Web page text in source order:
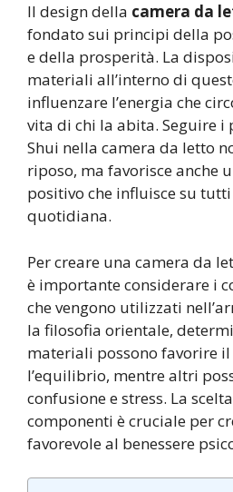
Il design della camera da
fondato sui principi della
e della prosperità. La
materiali all’interno di
influenzare l’energia che
vita di chi la abita. Seguire i
Shui nella camera da letto
riposo, ma favorisce anche
positivo che influisce su
quotidiana.
Per creare una camera da
è importante considerare i
che vengono utilizzati
la filosofia orientale,
materiali possono favorire
l’equilibrio, mentre altri
confusione e stress. La
componenti è cruciale per
favorevole al benessere